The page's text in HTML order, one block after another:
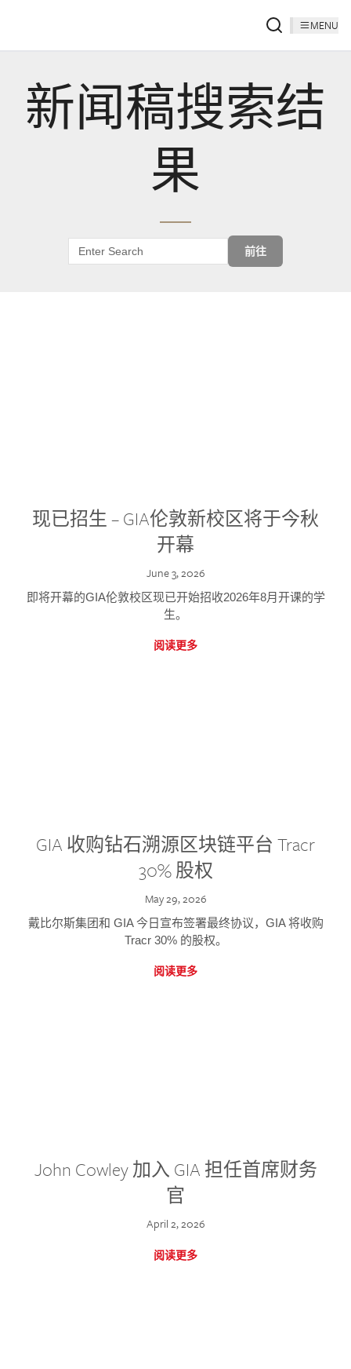
MENU
新闻稿搜索结
果
前往
现已招生 – GIA伦敦新校区将于今秋
开幕
June 3, 2026
即将开幕的GIA伦敦校区现已开始招收2026年8月开课的学
生。
阅读更多
GIA 收购钻石溯源区块链平台 Tracr
30% 股权
May 29, 2026
戴比尔斯集团和 GIA 今日宣布签署最终协议，GIA 将收购
Tracr 30% 的股权。
阅读更多
John Cowley 加入 GIA 担任首席财务
官
April 2, 2026
阅读更多